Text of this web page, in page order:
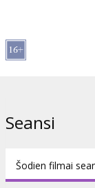
Eginton ,Todd Field
Seansi
Šodien filmai